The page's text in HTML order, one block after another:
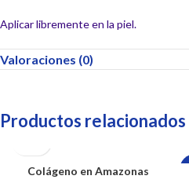
Aplicar libremente en la piel.
Valoraciones (0)
Productos relacionados
Colágeno​ en Amazonas